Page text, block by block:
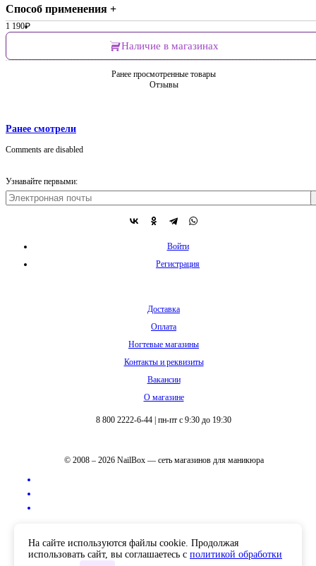
Способ применения +
1 190₽
Наличие в магазинах
Ранее просмотренные товары
Отзывы
Ранее смотрели
Comments are disabled
Узнавайте первыми:
Войти
Регистрация
Доставка
Оплата
Ногтевые магазины
Контакты и реквизиты
Вакансии
О магазине
8 800 2222-6-44 пн-пт с 9:30 до 19:30
© 2008 – 2026 NailBox — сеть магазинов для маникюра
На сайте используются файлы cookie. Продолжая
использовать сайт, вы соглашаетесь с политикой обработки